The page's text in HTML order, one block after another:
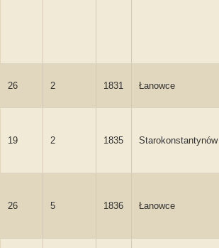
26 2 1831 Łanowce
19 2 1835 Starokonstantynów
26 5 1836 Łanowce